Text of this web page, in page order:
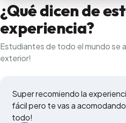
¿Qué dicen de
experiencia?
Estudiantes de todo el mundo se
exterior!
Super recomiendo la
fácil pero te vas a
todo!